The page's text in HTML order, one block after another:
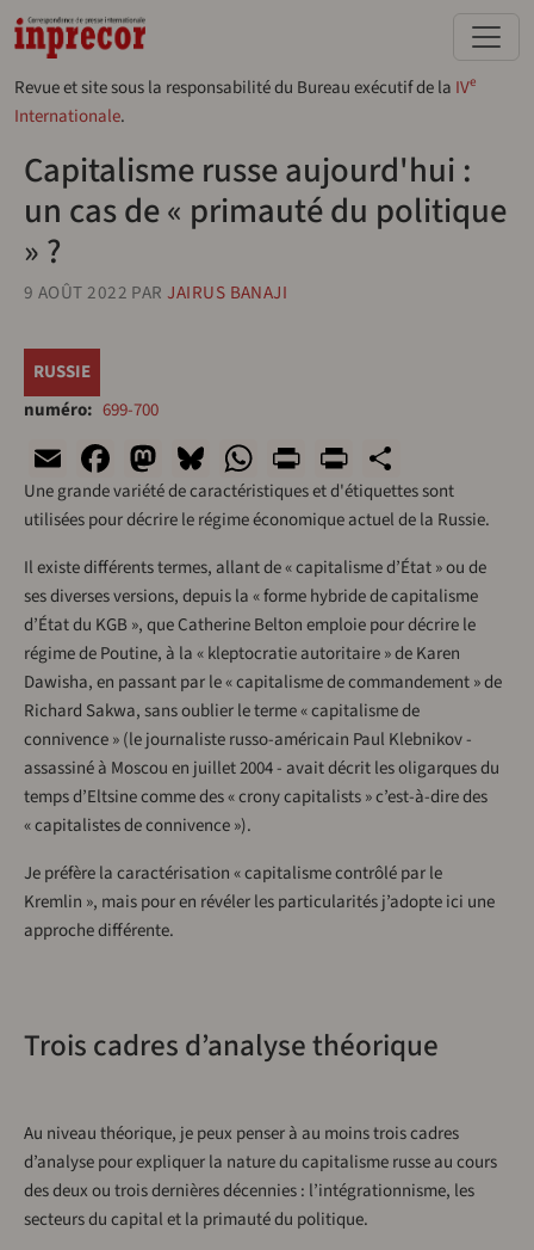
Aller au contenu principal
Revue et site sous la responsabilité du Bureau exécutif de la IVe
Internationale.
Capitalisme russe aujourd'hui :
un cas de « primauté du politique
» ?
9 AOÛT 2022 PARJAIRUS BANAJI
RUSSIE
numéro
699-700
EmailFacebook
Mastodon
Bluesky
WhatsApp
Print
Une grande variété de caractéristiques et d'étiquettes sont
utilisées pour décrire le régime économique actuel de la Russie.
Il existe différents termes, allant de « capitalisme d’État » ou de
ses diverses versions, depuis la « forme hybride de capitalisme
d’État du KGB », que Catherine Belton emploie pour décrire le
régime de Poutine, à la « kleptocratie autoritaire » de Karen
Dawisha, en passant par le « capitalisme de commandement » de
Richard Sakwa, sans oublier le terme « capitalisme de
connivence » (le journaliste russo-américain Paul Klebnikov -
assassiné à Moscou en juillet 2004 - avait décrit les oligarques du
temps d’Eltsine comme des « crony capitalists » c’est-à-dire des
« capitalistes de connivence »).
Je préfère la caractérisation « capitalisme contrôlé par le
Kremlin », mais pour en révéler les particularités j’adopte ici une
approche différente.
Trois cadres d’analyse théorique
Au niveau théorique, je peux penser à au moins trois cadres
d’analyse pour expliquer la nature du capitalisme russe au cours
des deux ou trois dernières décennies : l’intégrationnisme, les
secteurs du capital et la primauté du politique.